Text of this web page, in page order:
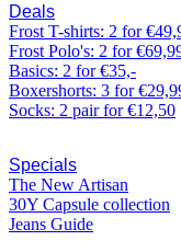
Deals
Frost T-shirts: 2 for
Frost Polo's: 2 for
Basics: 2 for €35,-
Boxershorts: 3 for
Socks: 2 pair for €12,50
Specials
The New Artisan
30Y Capsule collection
Jeans Guide